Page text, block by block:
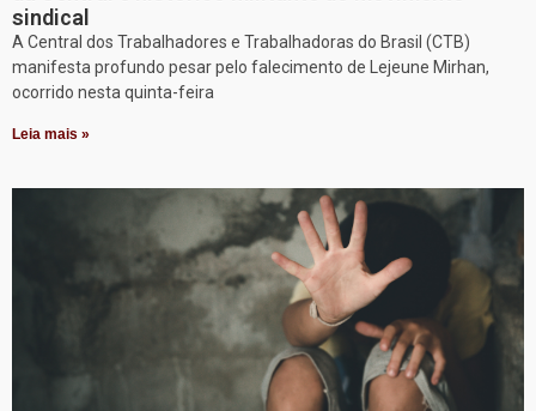
sindical
A Central dos Trabalhadores e Trabalhadoras do Brasil (CTB)
manifesta profundo pesar pelo falecimento de Lejeune Mirhan,
ocorrido nesta quinta-feira
Leia mais »